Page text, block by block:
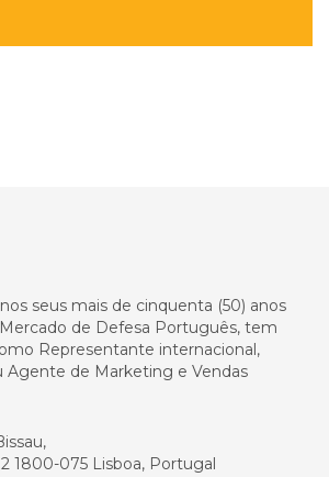
seus mais de cinquenta (50) anos
de Defesa Português, tem
Representante internacional,
Agente de Marketing e Vendas
1800-075 Lisboa, Portugal